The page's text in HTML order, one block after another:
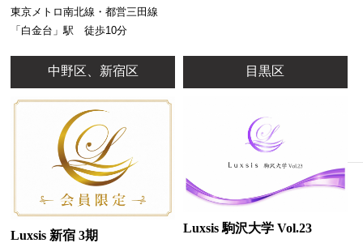
東京メトロ南北線・都営三田線
「白金台」駅 徒歩10分
中野区、新宿区
Luxsis 新宿 3期
目黒区
Luxsis 駒沢大学 Vol.23